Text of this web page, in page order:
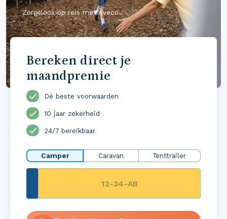
Zorgeloos op reis met Aveco
Bereken direct je
maandpremie
Dé beste voorwaarden
10 jaar zekerheid
24/7 bereikbaar
Camper Caravan Tenttrailer